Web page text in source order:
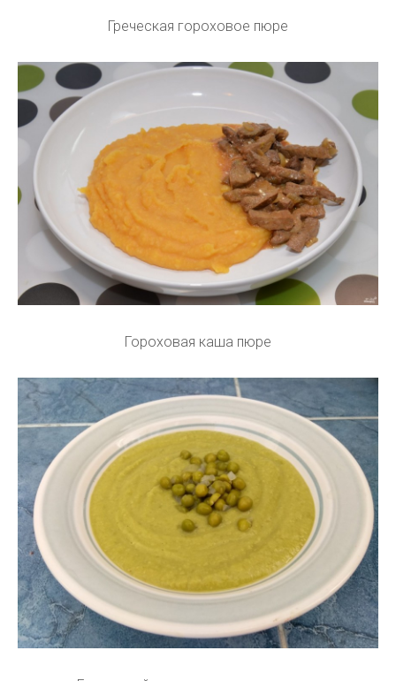
Греческая гороховое пюре
Гороховая каша пюре